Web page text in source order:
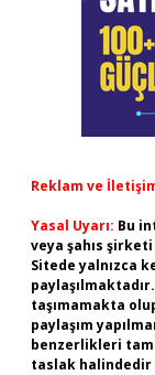
Reklam ve
Yasal Uyarı: Bu
veya şahıs
Sitede yalnızca
taşımamakta
paylaşım
benzerlikleri
taslak halindedir